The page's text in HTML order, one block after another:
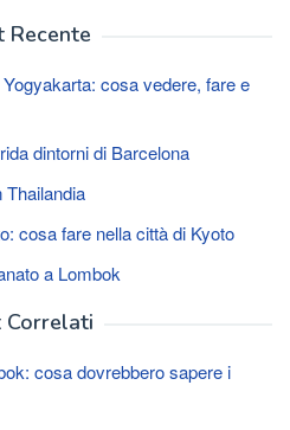
Recente
cosa vedere, fare e
dintorni di Barcelona
Thailandia
cosa fare nella città di Kyoto
a Lombok
Correlati
cosa dovrebbero sapere i